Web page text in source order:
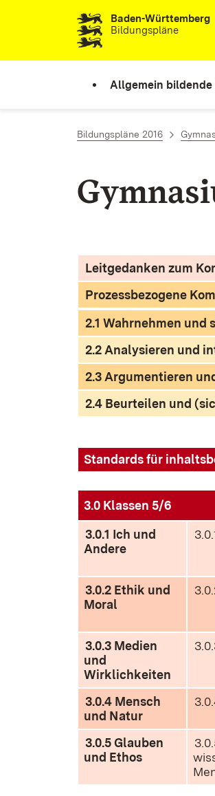
Zum Inhalt springenBaden-Württemberg
Bildungspläne
Allgemein bildende
Bildungspläne 2016
Leitgedanken zum
Prozessbezogene
2.1 Wahrnehmen und
2.2 Analysieren und
2.3 Argumentieren
2.4 Beurteilen und
Standards für
3.0 Klassen 5/6
3.0.1 Ich und
Andere
3.0.2 Ethik und
Moral
3.0.3 Medien
und
Wirklichkeiten
3.0.4 Mensch
und Natur
3.0.5 Glauben
und Ethos